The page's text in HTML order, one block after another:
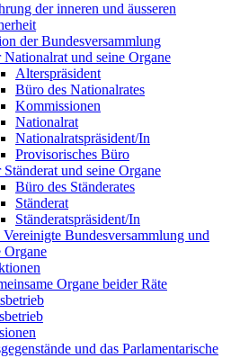
der inneren und äusseren
der Bundesversammlung
Nationalrat und seine Organe
Alterspräsident
Büro des Nationalrates
Kommissionen
Nationalrat
Nationalratspräsident/In
Provisorisches Büro
Ständerat und seine Organe
Büro des Ständerates
Ständerat
Ständeratspräsident/In
Bundesversammlung und
Organe
Organe beider Räte
und das Parlamentarische